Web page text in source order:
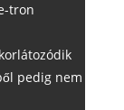
tron
pedig nem